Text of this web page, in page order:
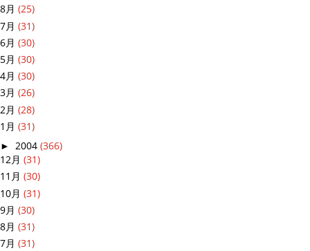
8月 (25)
7月 (31)
6月 (30)
5月 (30)
4月 (30)
3月 (26)
2月 (28)
1月 (31)
► 2004 (366)
12月 (31)
11月 (30)
10月 (31)
9月 (30)
8月 (31)
7月 (31)